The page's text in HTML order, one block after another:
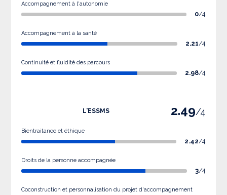
Accompagnement à l'autonomie
0/4
Accompagnement à la santé
2.21/4
Continuité et fluidité des parcours
2.98/4
L'ESSMS 2.49/4
Bientraitance et éthique
2.42/4
Droits de la personne accompagnée
3/4
Coconstruction et personnalisation du projet d'accompagnement